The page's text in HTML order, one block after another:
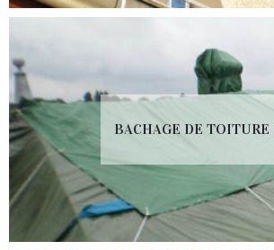
BACHAGE DE TOITURE